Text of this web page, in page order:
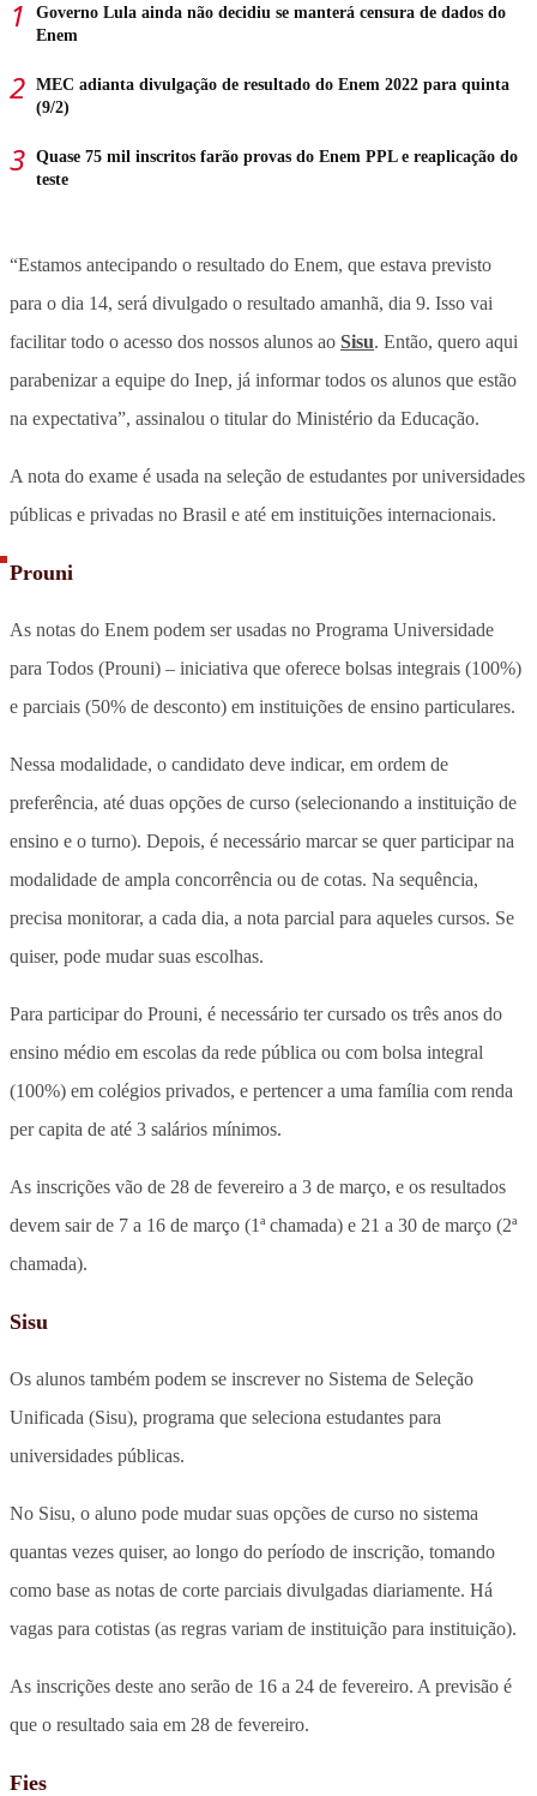
Governo Lula ainda não decidiu se manterá censura de dados do
Enem
MEC adianta divulgação de resultado do Enem 2022 para quinta
(9/2)
Quase 75 mil inscritos farão provas do Enem PPL e reaplicação do
teste
“Estamos antecipando o resultado do Enem, que estava previsto
para o dia 14, será divulgado o resultado amanhã, dia 9. Isso vai
facilitar todo o acesso dos nossos alunos ao Sisu. Então, quero aqui
parabenizar a equipe do Inep, já informar todos os alunos que estão
na expectativa”, assinalou o titular do Ministério da Educação.
A nota do exame é usada na seleção de estudantes por universidades
públicas e privadas no Brasil e até em instituições internacionais.
Prouni
As notas do Enem podem ser usadas no Programa Universidade
para Todos (Prouni) – iniciativa que oferece bolsas integrais (100%)
e parciais (50% de desconto) em instituições de ensino particulares.
Nessa modalidade, o candidato deve indicar, em ordem de
preferência, até duas opções de curso (selecionando a instituição de
ensino e o turno). Depois, é necessário marcar se quer participar na
modalidade de ampla concorrência ou de cotas. Na sequência,
precisa monitorar, a cada dia, a nota parcial para aqueles cursos. Se
quiser, pode mudar suas escolhas.
Para participar do Prouni, é necessário ter cursado os três anos do
ensino médio em escolas da rede pública ou com bolsa integral
(100%) em colégios privados, e pertencer a uma família com renda
per capita de até 3 salários mínimos.
As inscrições vão de 28 de fevereiro a 3 de março, e os resultados
devem sair de 7 a 16 de março (1ª chamada) e 21 a 30 de março (2ª
chamada).
Sisu
Os alunos também podem se inscrever no Sistema de Seleção
Unificada (Sisu), programa que seleciona estudantes para
universidades públicas.
No Sisu, o aluno pode mudar suas opções de curso no sistema
quantas vezes quiser, ao longo do período de inscrição, tomando
como base as notas de corte parciais divulgadas diariamente. Há
vagas para cotistas (as regras variam de instituição para instituição).
As inscrições deste ano serão de 16 a 24 de fevereiro. A previsão é
que o resultado saia em 28 de fevereiro.
Fies